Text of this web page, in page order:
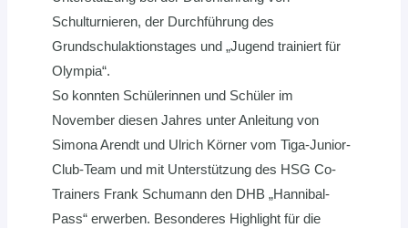
Schulturnieren, der Durchführung des
Grundschulaktionstages und „Jugend trainiert für
Olympia“.
So konnten Schülerinnen und Schüler im
November diesen Jahres unter Anleitung von
Simona Arendt und Ulrich Körner vom Tiga-Junior-
Club-Team und mit Unterstützung des HSG Co-
Trainers Frank Schumann den DHB „Hannibal-
Pass“ erwerben. Besonderes Highlight für die